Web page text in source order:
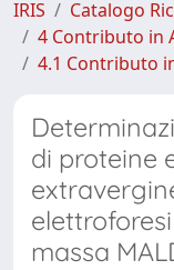
IRIS
Catalogo
4 Contributo in
4.1 Contributo
di proteine
massa